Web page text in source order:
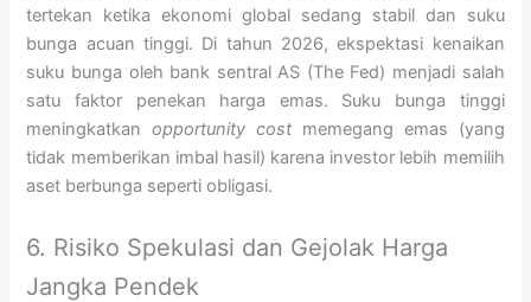
tertekan ketika ekonomi global sedang stabil dan suku
bunga acuan tinggi. Di tahun 2026, ekspektasi kenaikan
suku bunga oleh bank sentral AS (The Fed) menjadi salah
satu faktor penekan harga emas. Suku bunga tinggi
meningkatkanopportunity cost memegang emas (yang
tidak memberikan imbal hasil) karena investor lebih memilih
aset berbunga seperti obligasi.
6. Risiko Spekulasi dan Gejolak Harga
Jangka Pendek